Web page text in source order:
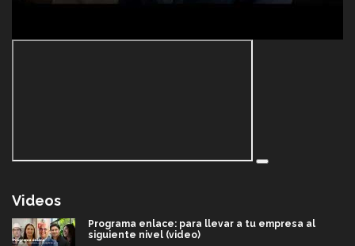
Videos
Programa enlace: para llevar a tu empresa al
siguiente nivel (video)